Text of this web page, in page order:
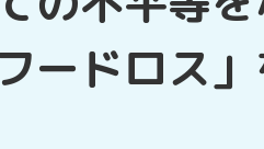
ードロス